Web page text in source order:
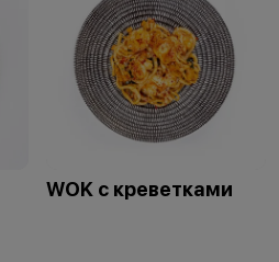
WOK с креветками